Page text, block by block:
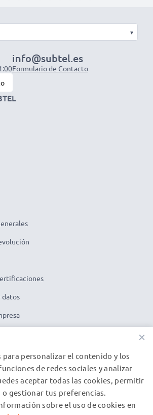
▾
info@subtel.es
Formulario de Contacto
datos
DE ENVÍO
×
para personalizar el contenido y los
de redes sociales y analizar
aceptar todas las cookies, permitir
o gestionar tus preferencias.
sobre el uso de cookies en